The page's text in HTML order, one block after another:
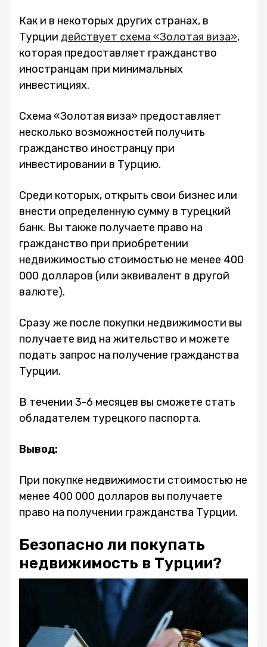
Как и в некоторых других странах, в
Турции действует схема «Золотая виза»,
которая предоставляет гражданство
иностранцам при минимальных
инвестициях.
Схема «Золотая виза» предоставляет
несколько возможностей получить
гражданство иностранцу при
инвестировании в Турцию.
Среди которых, открыть свои бизнес или
внести определенную сумму в турецкий
банк. Вы также получаете право на
гражданство при приобретении
недвижимостью стоимостью не менее 400
000 долларов (или эквивалент в другой
валюте).
Сразу же после покупки недвижимости вы
получаете вид на жительство и можете
подать запрос на получение гражданства
Турции.
В течении 3-6 месяцев вы сможете стать
обладателем турецкого паспорта.
Вывод:
При покупке недвижимости стоимостью не
менее 400 000 долларов вы получаете
право на получении гражданства Турции.
Безопасно ли покупать
недвижимость в Турции?